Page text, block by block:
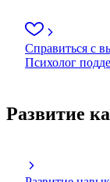
Справиться с
Психолог
Развитие